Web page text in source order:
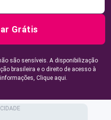
Grátis
são sensíveis. A disponibilização
brasileira e o direito de acesso à
Clique aqui.